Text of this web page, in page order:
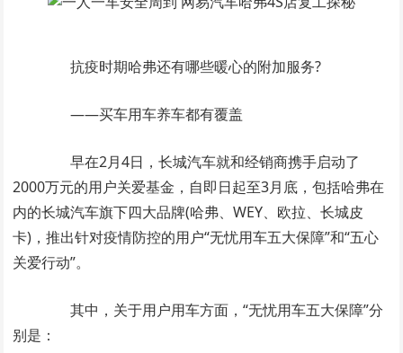
抗疫时期哈弗还有哪些暖心的附加服务?
——买车用车养车都有覆盖
早在2月4日，长城汽车就和经销商携手启动了
2000万元的用户关爱基金，自即日起至3月底，包括哈弗在
内的长城汽车旗下四大品牌(哈弗、WEY、欧拉、长城皮
卡)，推出针对疫情防控的用户“无忧用车五大保障”和“五心
关爱行动”。
其中，关于用户用车方面，“无忧用车五大保障”分
别是：